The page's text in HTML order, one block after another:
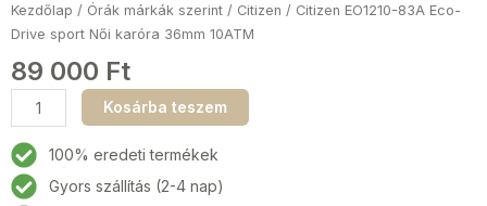
Kezdőlap / Órák márkák szerint / Citizen / Citizen EO1210-83A Eco-
Drive sport Női karóra 36mm 10ATM
89 000 Ft
Citizen
EO1210-
83A
Eco-
Drive
Kosárba teszem
100% eredeti termékek
Gyors szállítás (2-4 nap)